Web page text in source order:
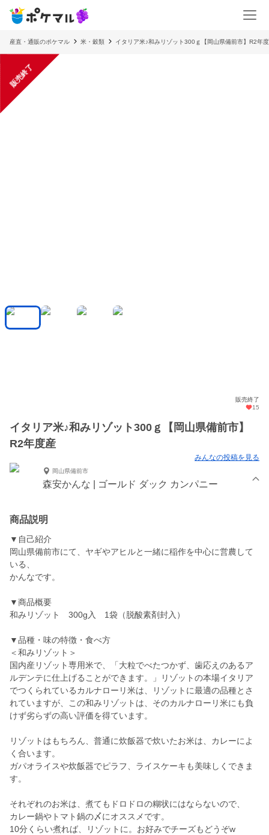
産直・通販のポケマル 米・穀類 イタリア米♪和みリゾット300ｇ【岡山県備前市】R2年
販売終了
販売終了
15
イタリア米♪和みリゾット300ｇ【岡山県備前市】
R2年度産
みんなの投稿を見る
岡山県備前市
森安かんな | ゴールド ダック カンパニー
商品説明
▼自己紹介
岡山県備前市にて、ヤギやアヒルと一緒に稲作を中心に営農して
いる、
かんなです。
▼商品概要
和みリゾット 300g入 1袋（脱酸素剤封入）
▼品種・味の特徴・食べ方
＜和みリゾット＞
国内産リゾット専用米で、「大粒でべたつかず、歯応えのあるア
ルデンテに仕上げることができます。」リゾットの本場イタリア
でつくられているカルナローリ米は、リゾットに最適の品種とさ
れていますが、この和みリゾットは、そのカルナローリ米にも負
けず劣らずの高い評価を得ています。
リゾットはもちろん、普通に炊飯器で炊いたお米は、カレーによ
く合います。
ガパオライスや炊飯器でピラフ、ライスケーキも美味しくできま
す。
それぞれのお米は、煮てもドロドロの糊状にはならないので、
カレー鍋やトマト鍋の〆にオススメです。
10分くらい煮れば、リゾットに。お好みでチーズもどうぞw